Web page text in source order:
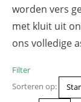
worden vers
met kluit uit
ons volledige
Filter
Sorteren op: